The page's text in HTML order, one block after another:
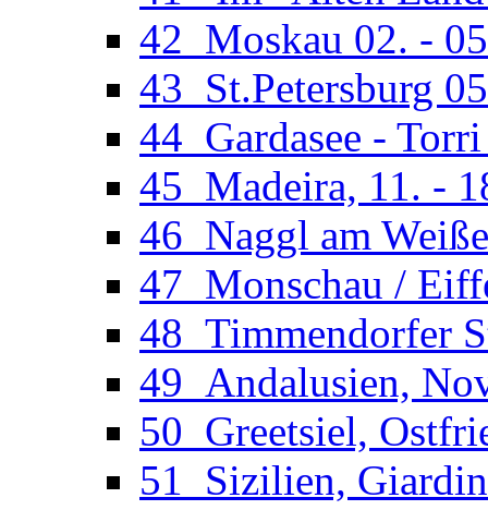
42_Moskau 02. -
43_St.Petersburg
44_Gardasee -
45_Madeira, 11. -
46_Naggl am
47_Monschau /
48_Timmendorfer
49_Andalusien,
50_Greetsiel,
51_Sizilien,